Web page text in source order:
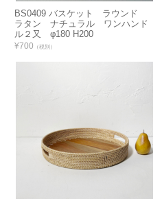
BS0409 バスケット ラウンド
ラタン ナチュラル ワンハンド
ル２又 φ180 H200
¥700 （税別）